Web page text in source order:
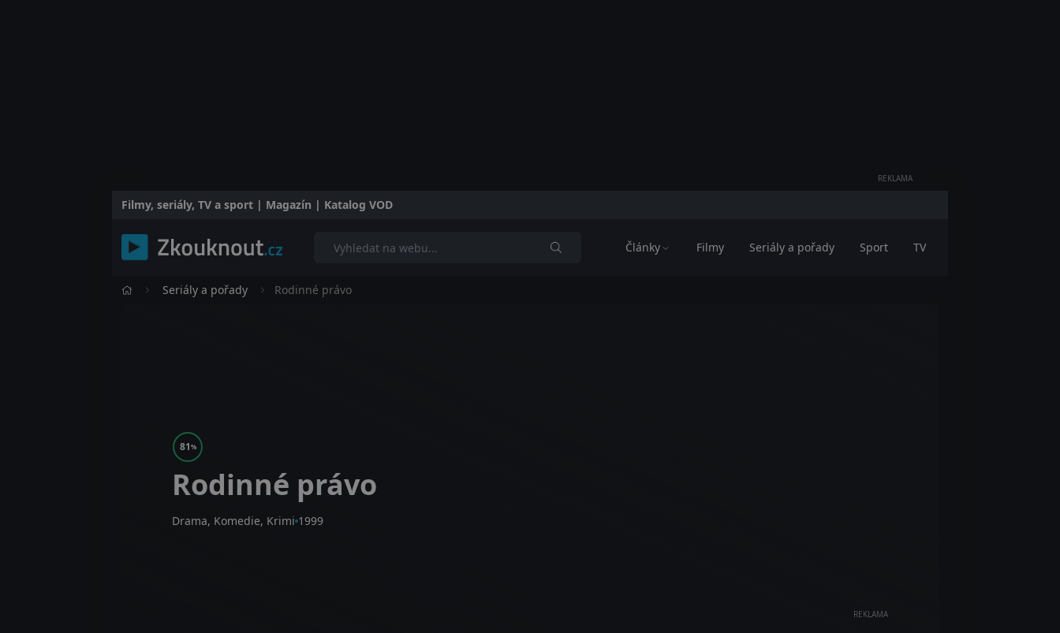
REKLAMA
Filmy, seriály, TV a sport | Magazín | Katalog VOD
Články Filmy Seriály a pořady Sport TV
Seriály a pořady Rodinné právo
REKLAMA
81%
Rodinné právo
Drama, Komedie, Krimi 1999